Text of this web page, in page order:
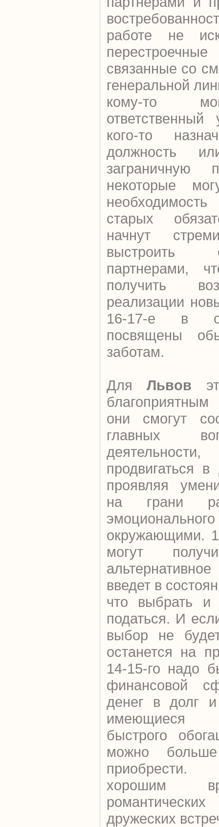
работе не
связанные со
генеральной
кому-то
кого-то
должность
заграничную
некоторые
старых
начнут
выстроить
партнерами,
получить
реализации
16-17-е в
посвящены
заботам.
ДляЛьвов
они смогут
главных
продвигаться
проявляя
на грани
окружающими.
могут
введет в
что выбрать и
податься. И
выбор не
останется на
14-15-го надо
финансовой
денег в долг и
имеющиеся
быстрого
можно
хорошим
дружеских